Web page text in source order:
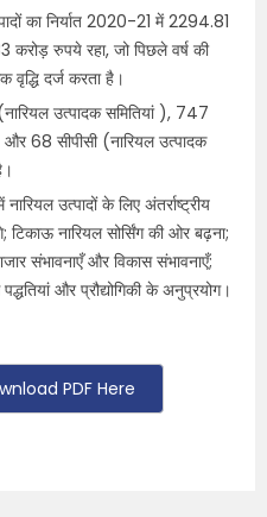
का निर्यात 2020-21 में 2294.81
रुपये रहा, जो पिछले वर्ष की
दर्ज करता है।
उत्पादक समितियां ), 747
68 सीपीसी (नारियल उत्पादक
उत्पादों के लिए अंतर्राष्ट्रीय
नारियल सोर्सिंग की ओर बढ़ना;
संभावनाएँ और विकास संभावनाएँ;
और प्रौद्योगिकी के अनुप्रयोग।
PDF Here